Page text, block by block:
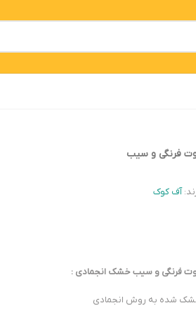
فرنگی و سیب
آف کوک
فرنگی و سیب خشک انجمادی :
شده به روش انجمادی